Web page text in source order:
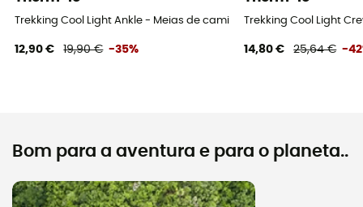
Trekking Cool Light Ankle - Meias de caminhada
12,90 € 19,90 € -35%
Trekking Cool Light
14,80 € 25,64 € -
Bom para a aventura e para o planeta..